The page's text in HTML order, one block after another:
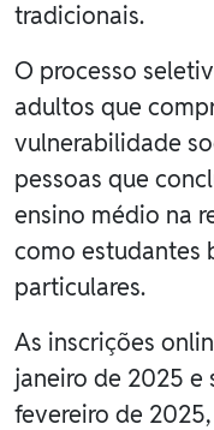
tradicionais.
O processo
adultos que
vulnerabilidade
pessoas que
ensino médio na
como estudantes
particulares.
As inscrições
janeiro de 2025 e
fevereiro de